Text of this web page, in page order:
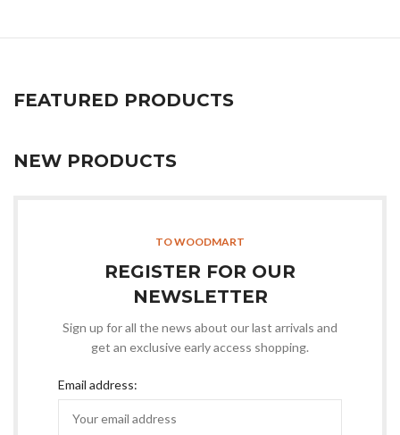
FEATURED PRODUCTS
NEW PRODUCTS
TO WOODMART
REGISTER FOR OUR
NEWSLETTER
Sign up for all the news about our last arrivals and
get an exclusive early access shopping.
Email address: